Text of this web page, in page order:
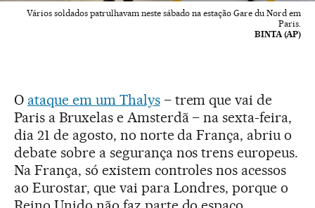
Vários soldados patrulhavam neste sábado na estação Gare du Nord em
Paris.
BINTA (AP)
O ataque em um Thalys– trem que vai de
Paris a Bruxelas e Amsterdã – na sexta-feira,
dia 21 de agosto, no norte da França, abriu o
debate sobre a segurança nos trens europeus.
Na França, só existem controles nos acessos
ao Eurostar, que vai para Londres, porque o